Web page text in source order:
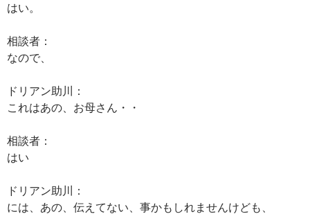
はい。
相談者：
なので、
ドリアン助川：
これはあの、お母さん・・
相談者：
はい
ドリアン助川：
には、あの、伝えてない、事かもしれませんけども、